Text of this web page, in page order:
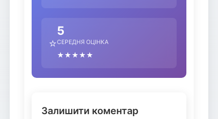
⭐
5
СЕРЕДНЯ ОЦІНКА
★★★★★
Залишити коментар